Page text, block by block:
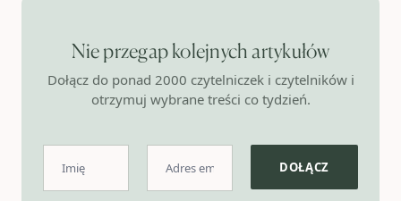
Nie przegap kolejnych artykułów
Dołącz do ponad 2000 czytelniczek i czytelników i
otrzymuj wybrane treści co tydzień.